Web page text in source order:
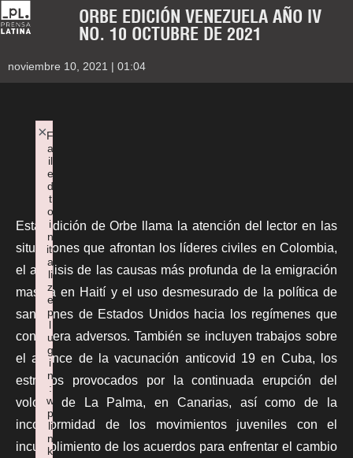
ORBE EDICIÓN VENEZUELA AÑO IV
NO. 10 OCTUBRE DE 2021
noviembre 10, 2021 | 01:04
Esta edición de Orbe llama la atención del lector en las
situaciones que afrontan los líderes civiles en Colombia,
el análisis de las causas más profunda de la emigración
masiva en Haití y el uso desmesurado de la política de
sanciones de Estados Unidos hacia los regímenes que
considera adversos. También se incluyen trabajos sobre
el avance de la vacunación anticovid 19 en Cuba, los
estragos provocados por la continuada erupción del
volcán de La Palma, en Canarias, así como de la
inconformidad de los movimientos juveniles con el
incumplimiento de los acuerdos para enfrentar el cambio
F
a
il
e
d
t
o
i
n
iti
a
li
z
e
p
l
u
g
i
n
:
w
p
li
n
k
×